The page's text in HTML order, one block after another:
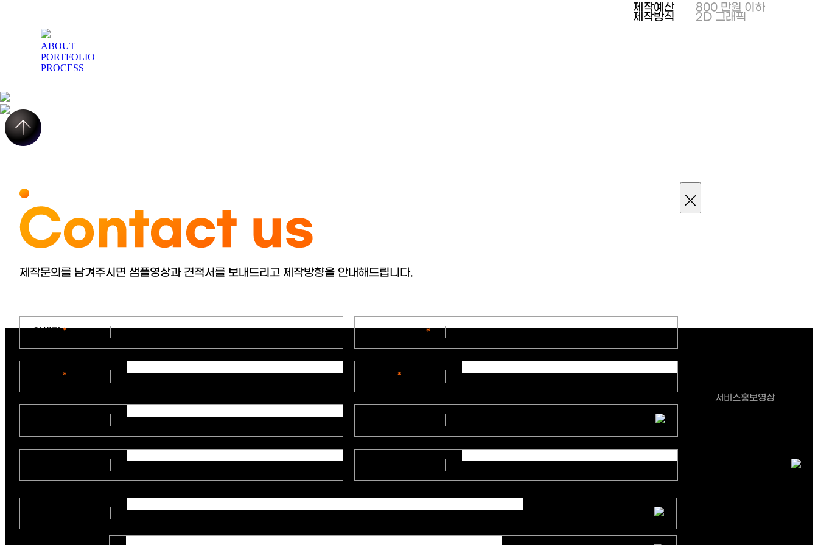
제작문의를 남겨주시면 샘플영상과 견적서를 보내드리고 제작방향을 안내해드립니다.
업체명* 이름(담당자) *
연락처* 이메일*
ABOUT
PORTFOLIO
PROCESS
서비스홍보영상
제작예산 800 만원 이하
제작방식 2D 그래픽